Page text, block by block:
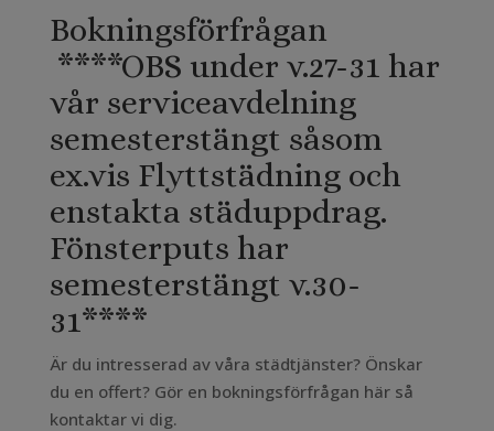
Bokningsförfrågan
****OBS under v.27-31 har
vår serviceavdelning
semesterstängt såsom
ex.vis Flyttstädning och
enstakta städuppdrag.
Fönsterputs har
semesterstängt v.30-
31****
Är du intresserad av våra städtjänster? Önskar
du en offert? Gör en bokningsförfrågan här så
kontaktar vi dig.